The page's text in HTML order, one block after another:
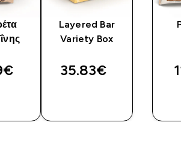
Layered Bar
Variety Box
35.83€‎